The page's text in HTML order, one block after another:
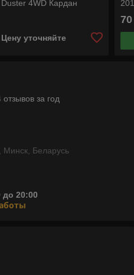
Duster 4WD Кардан
Цену уточняйте
70
за год
Минск, Беларусь
до 20:00